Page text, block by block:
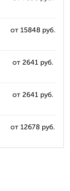
от 15848 руб.
от 2641 руб.
от 2641 руб.
от 12678 руб.